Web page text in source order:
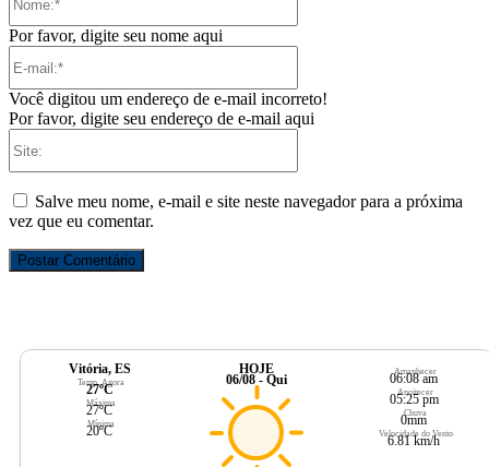
Por favor, digite seu nome aqui
Você digitou um endereço de e-mail incorreto!
Por favor, digite seu endereço de e-mail aqui
Salve meu nome, e-mail e site neste navegador para a próxima
vez que eu comentar.
Vitória, ES
Temp. Agora
27ºC
Máxima
27ºC
Mínima
20ºC
HOJE
06/08 - Qui
Amanhecer
06:08 am
Anoitecer
05:25 pm
Chuva
0mm
Velocidade do Vento
6.81 km/h